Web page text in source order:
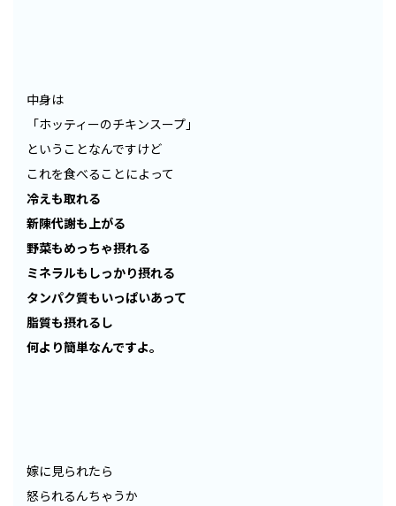
中身は
「ホッティーのチキンスープ」
ということなんですけど
これを食べることによって
冷えも取れる
新陳代謝も上がる
野菜もめっちゃ摂れる
ミネラルもしっかり摂れる
タンパク質もいっぱいあって
脂質も摂れるし
何より簡単なんですよ。
嫁に見られたら
怒られるんちゃうか